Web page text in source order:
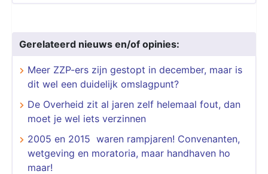
Gerelateerd nieuws en/of opinies:
Meer ZZP-ers zijn gestopt in december, maar is
dit wel een duidelijk omslagpunt?
De Overheid zit al jaren zelf helemaal fout, dan
moet je wel iets verzinnen
2005 en 2015 waren rampjaren! Convenanten,
wetgeving en moratoria, maar handhaven ho
maar!